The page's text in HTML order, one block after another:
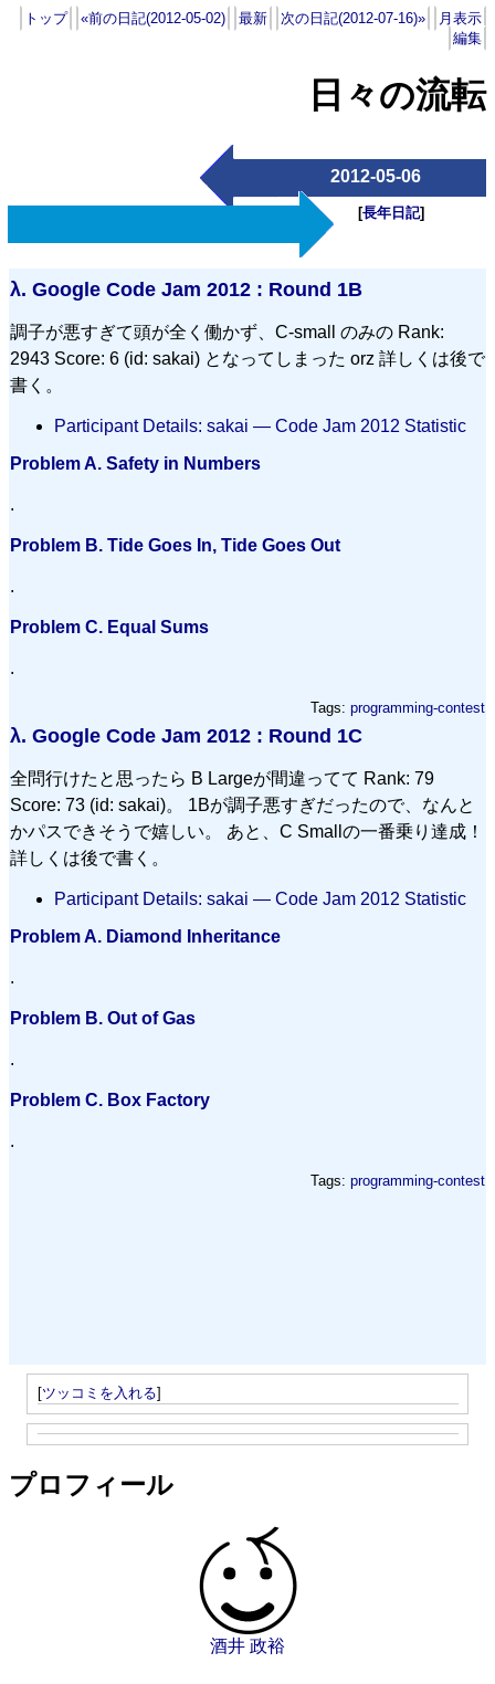
トップ «前の日記(2012-05-02) 最新 次の日記(2012-07-16)»
月表示
編集
日々の流転
2012-05-06
[長年日記]
λ. Google Code Jam 2012 : Round 1B
調子が悪すぎて頭が全く働かず、C-small のみの Rank:
2943 Score: 6 (id: sakai) となってしまった orz 詳しくは後で
書く。
Participant Details: sakai ― Code Jam 2012 Statistic
Problem A. Safety in Numbers
.
Problem B. Tide Goes In, Tide Goes Out
.
Problem C. Equal Sums
.
Tags: programming-contest
λ. Google Code Jam 2012 : Round 1C
全問行けたと思ったら B Largeが間違ってて Rank: 79
Score: 73 (id: sakai)。 1Bが調子悪すぎだったので、なんと
かパスできそうで嬉しい。 あと、C Smallの一番乗り達成！
詳しくは後で書く。
Participant Details: sakai ― Code Jam 2012 Statistic
Problem A. Diamond Inheritance
.
Problem B. Out of Gas
.
Problem C. Box Factory
.
Tags: programming-contest
[ツッコミを入れる]
プロフィール
酒井 政裕